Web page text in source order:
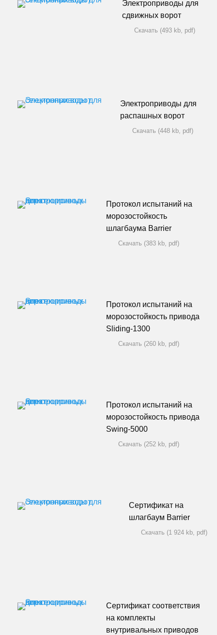
Электроприводы для
сдвижных ворот
Скачать (493 kb, pdf)
Электроприводы для
распашных ворот
Скачать (448 kb, pdf)
Протокол испытаний на
морозостойкость
шлагбаума Barrier
Скачать (383 kb, pdf)
Протокол испытаний на
морозостойкость привода
Sliding-1300
Скачать (260 kb, pdf)
Протокол испытаний на
морозостойкость привода
Swing-5000
Скачать (252 kb, pdf)
Сертификат на
шлагбаум Barrier
Скачать (1 924 kb, pdf)
Сертификат соответствия
на комплекты
внутривальных приводов